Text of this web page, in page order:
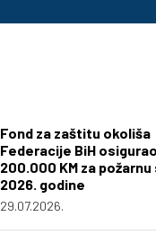
Fond za zaštitu okoliša
Federacije BiH osigurao
200.000 KM za
2026. godine
29.07.2026.